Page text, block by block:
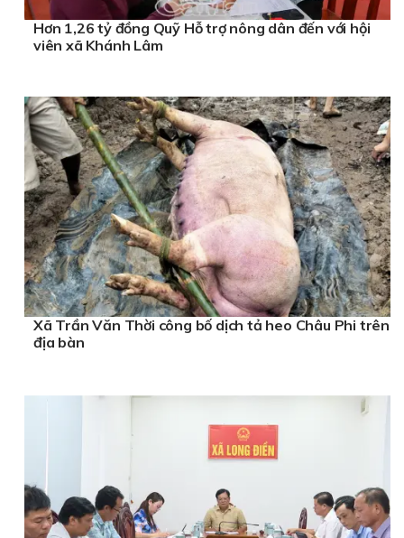
Hơn 1,26 tỷ đồng Quỹ Hỗ trợ nông dân đến với hội
viên xã Khánh Lâm
Xã Trần Văn Thời công bố dịch tả heo Châu Phi trên
địa bàn